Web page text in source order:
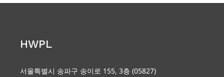
HWPL
서울특별시 송파구 송이로 155, 3층 (05827)